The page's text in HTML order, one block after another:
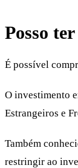
Posso ter
É possível
O investimento
Estrangeiros e
Também
restringir ao